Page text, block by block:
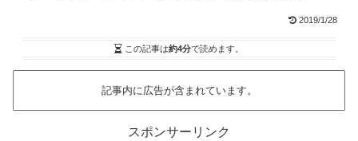
2019/1/28
この記事は約4分で読めます。
記事内に広告が含まれています。
スポンサーリンク